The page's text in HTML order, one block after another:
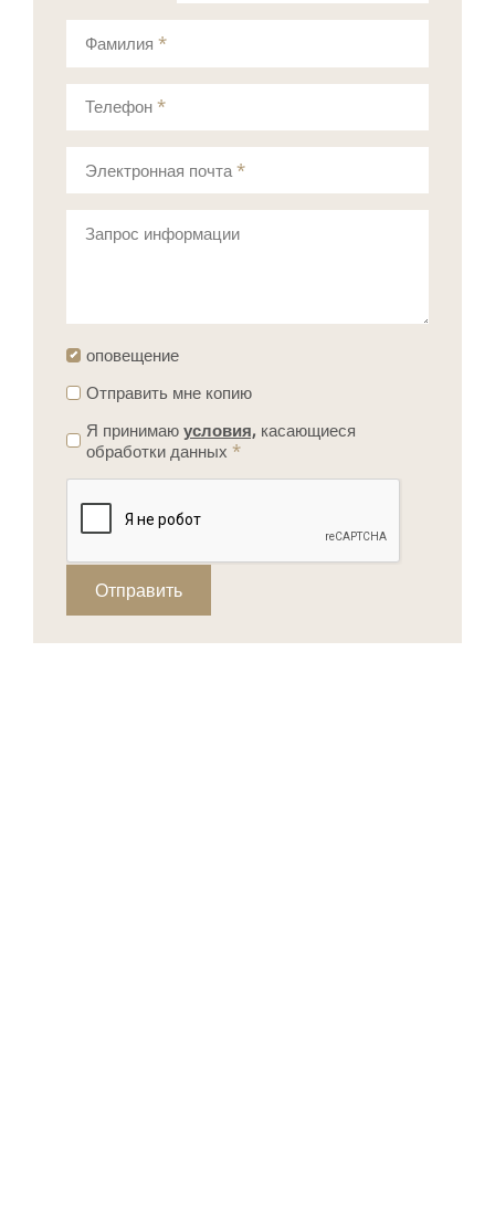
Телефон *
Запрос информации
Фамилия *
Электронная почта *
оповещение
Отправить мне копию
Я принимаю условия, касающиеся
обработки данных *
Отправить